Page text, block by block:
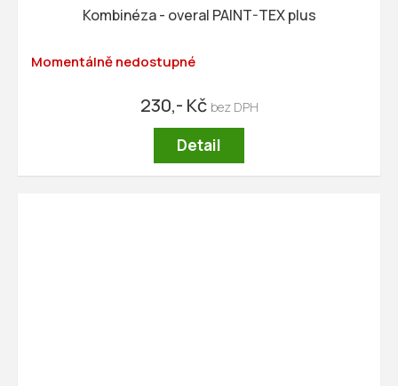
Kombinéza - overal PAINT-TEX plus
Momentálně nedostupné
230,- Kč
Detail